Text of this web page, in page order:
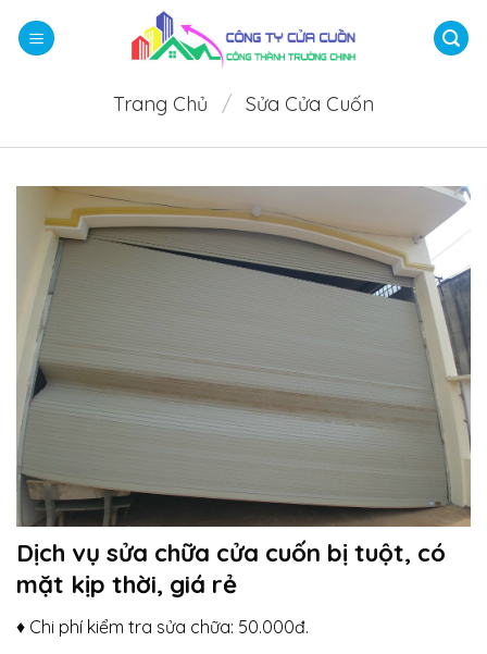
qua
Trang Chủ / Sửa Cửa Cuốn
Dịch vụ sửa chữa cửa cuốn bị tuột, có
mặt kịp thời, giá rẻ
♦ Chi phí kiểm tra sửa chữa: 50.000đ.